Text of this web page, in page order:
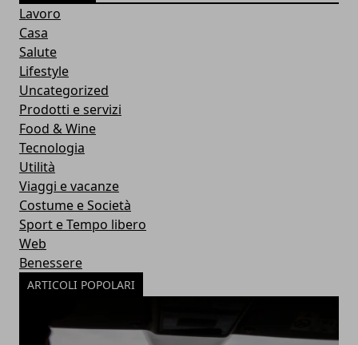
Lavoro
Casa
Salute
Lifestyle
Uncategorized
Prodotti e servizi
Food & Wine
Tecnologia
Utilità
Viaggi e vacanze
Costume e Società
Sport e Tempo libero
Web
Benessere
ARTICOLI POPOLARI